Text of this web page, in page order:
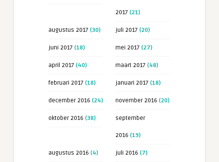
2017 (21)
augustus 2017 (30) juli 2017 (20)
juni 2017 (18) mei 2017 (27)
april 2017 (40) maart 2017 (48)
februari 2017 (18) januari 2017 (18)
december 2016 (24) november 2016 (20)
oktober 2016 (38) september
2016 (19)
augustus 2016 (4) juli 2016 (7)